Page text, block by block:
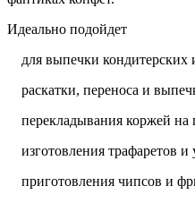
Идеально подойдет
для выпечки кондитерских
раскатки, переноса и
перекладывания коржей на
изготовления трафаретов
приготовления чипсов и